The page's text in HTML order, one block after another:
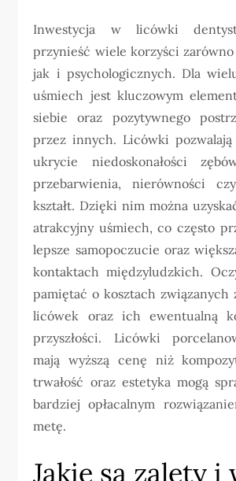
Inwestycja w licówki
przynieść wiele korzyści
jak i psychologicznych. Dla
uśmiech jest kluczowym
siebie oraz pozytywnego
przez innych. Licówki
ukrycie niedoskonałości
przebarwienia, nierówności
kształt. Dzięki nim można
atrakcyjny uśmiech, co często
lepsze samopoczucie oraz
kontaktach międzyludzkich.
pamiętać o kosztach związanych
licówek oraz ich ewentualną
przyszłości. Licówki
mają wyższą cenę niż
trwałość oraz estetyka mogą
bardziej opłacalnym
metę.
Jakie są zalety i